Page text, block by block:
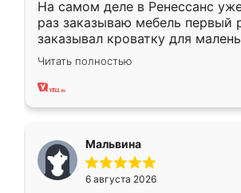
На самом деле в Ренессанс
раз заказываю мебель первый
заказывал кроватку для
ребёнка при его рождении ,во
заказал шкаф-купе. По
хорошее сборка достаточно
меньше, здесь же он более
Мне нравится ,если что-то
мебели буду заказывать только
Читать полностью
Мальвина
6 августа 2026